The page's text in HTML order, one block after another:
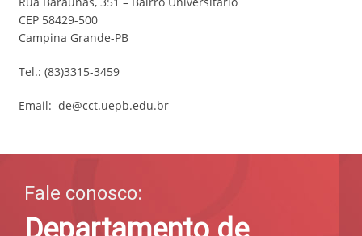
CEP 58429-500
Campina Grande-PB
Tel.: (83)3315-3459
Email: de@cct.uepb.edu.br
Fale conosco: